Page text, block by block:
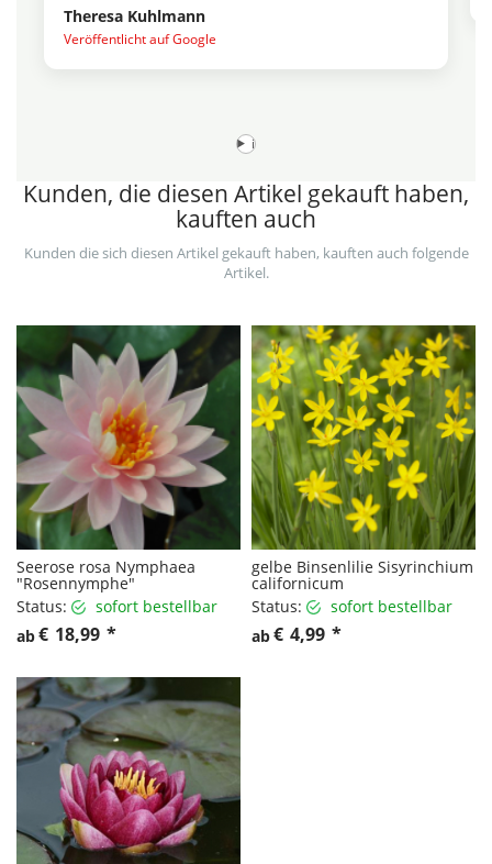
Theresa Kuhlmann
Veröffentlicht auf Google
i
Kunden, die diesen Artikel gekauft haben,
kauften auch
Kunden die sich diesen Artikel gekauft haben, kauften auch folgende
Artikel.
Seerose rosa Nymphaea
"Rosennymphe"
Status:
sofort bestellbar
ab€ 18,99 *
gelbe Binsenlilie Sisyrinchium
californicum
Status:
sofort bestellbar
ab€ 4,99 *